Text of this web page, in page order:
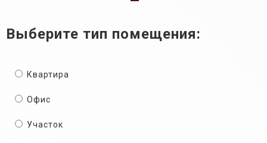
Выберите тип помещения:
Квартира
Офис
Участок